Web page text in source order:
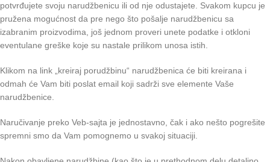
potvrđujete svoju narudžbenicu ili od nje odustajete. Svakom kupcu je
pružena mogućnost da pre nego što pošalje narudžbenicu sa
izabranim proizvodima, još jednom proveri unete podatke i otkloni
eventulane greške koje su nastale prilikom unosa istih.
Klikom na link „kreiraj porudžbinu“ narudžbenica će biti kreirana i
odmah će Vam biti poslat email koji sadrži sve elemente Vaše
narudžbenice.
Naručivanje preko Veb-sajta je jednostavno, čak i ako nešto pogrešite
spremni smo da Vam pomognemo u svakoj situaciji.